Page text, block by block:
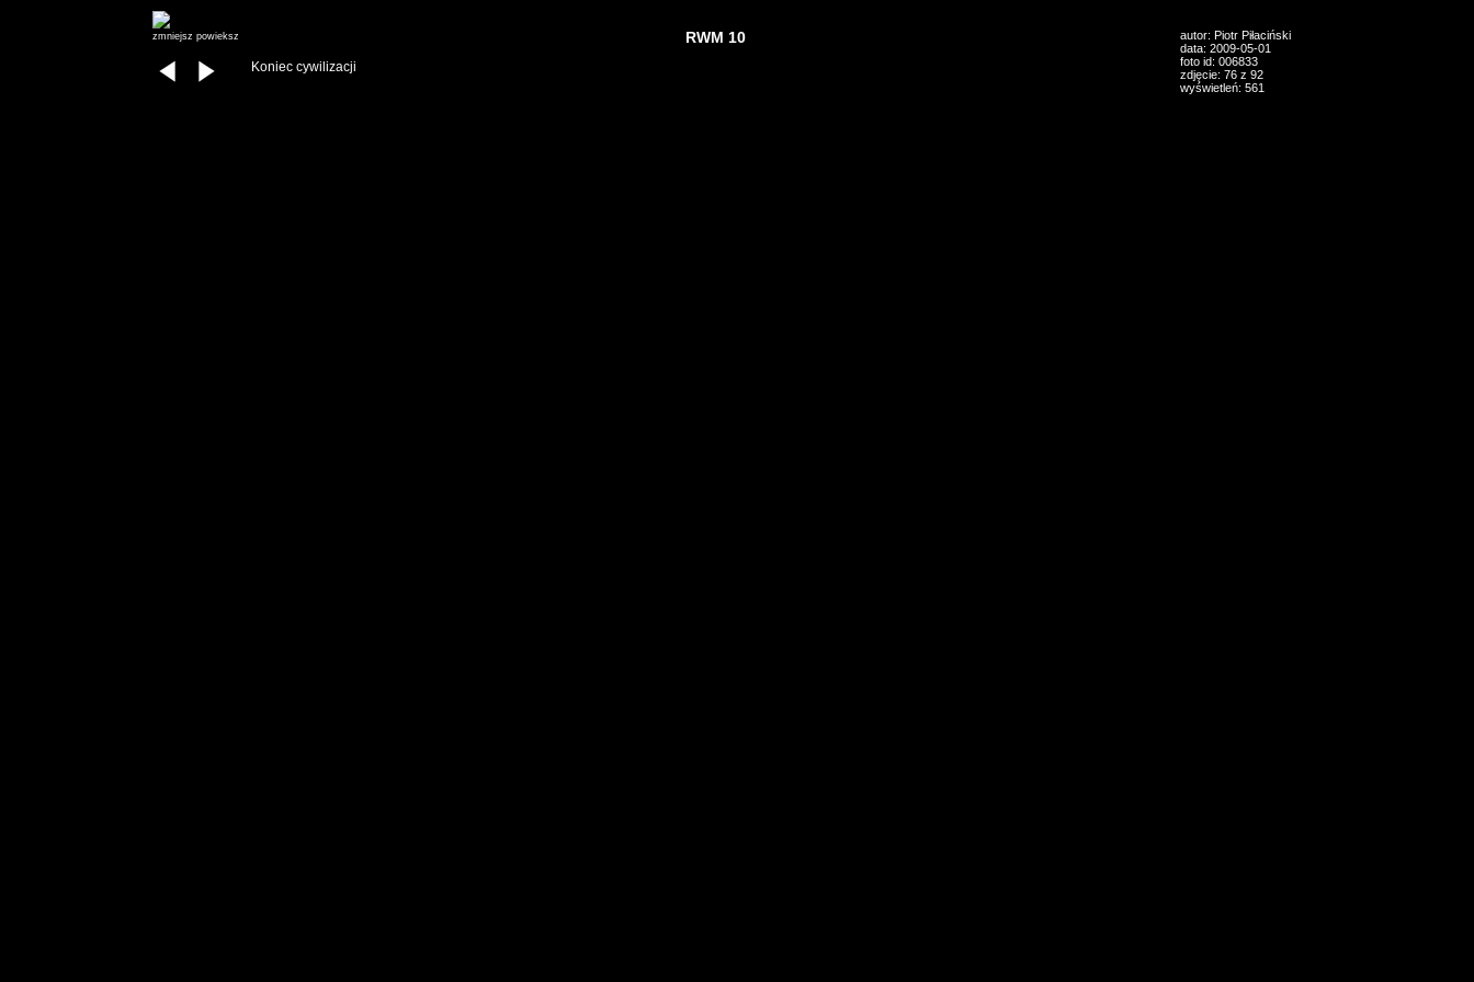
zmniejsz powieksz RWM 10
Koniec cywilizacji
autor: Piotr Piłaciński
data: 2009-05-01
foto id: 006833
zdjęcie: 76 z 92
wyświetleń: 561